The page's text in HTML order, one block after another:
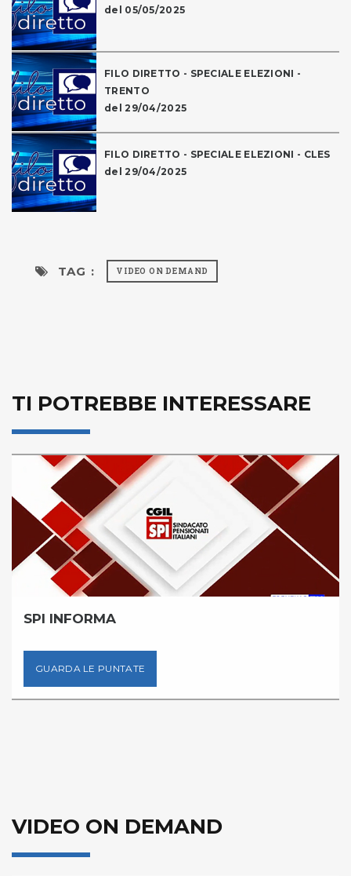
del 05/05/2025
FILO DIRETTO - SPECIALE ELEZIONI -
TRENTO
del 29/04/2025
FILO DIRETTO - SPECIALE ELEZIONI - CLES
del 29/04/2025
TAG : VIDEO ON DEMAND
TI POTREBBE INTERESSARE
SPI INFORMA
GUARDA LE PUNTATE
VIDEO ON DEMAND